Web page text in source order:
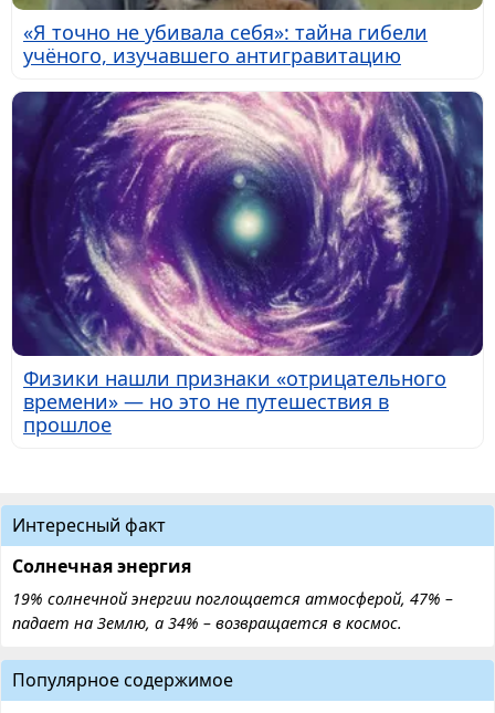
«Я точно не убивала себя»: тайна гибели
учёного, изучавшего антигравитацию
Физики нашли признаки «отрицательного
времени» — но это не путешествия в
прошлое
Интересный факт
Солнечная энергия
19% солнечной энергии поглощается атмосферой, 47% –
падает на Землю, а 34% – возвращается в космос.
Популярное содержимое